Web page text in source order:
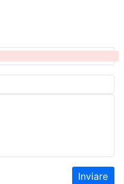
Inviare